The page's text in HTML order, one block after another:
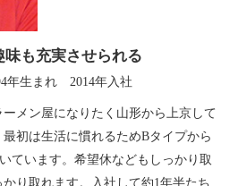
も充実させられる
年生まれ 2014年入社
メン屋になりたく山形から上京して
初は生活に慣れるためBタイプから
ています。希望休などもしっかり取
り取れます。入社して約1年半たち